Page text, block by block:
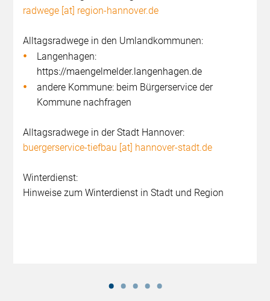
radwege [at] region-hannover.de
Alltagsradwege in den Umlandkommunen:
Langenhagen:
https://maengelmelder.langenhagen.de
andere Kommune: beim Bürgerservice der
Kommune nachfragen
Alltagsradwege in der Stadt Hannover:
buergerservice-tiefbau [at] hannover-stadt.de
Winterdienst:
Hinweise zumWinterdienst in Stadt und Region